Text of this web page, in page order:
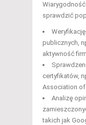
sprawdzić
publicznych,
aktywność
certyfikatów,
Association
Analizę
takich jak